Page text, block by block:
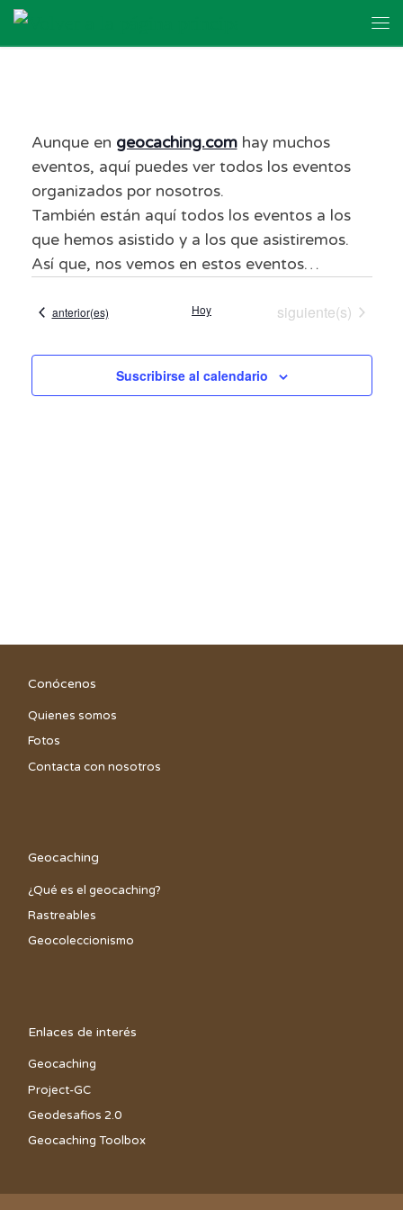
Skip to content
Aunque en geocaching.comhay muchos
eventos, aquí puedes ver todos los eventos
organizados por nosotros.
También están aquí todos los eventos a los
que hemos asistido y a los que asistiremos.
Así que, nos vemos en estos eventos…
Eventos
anterior(es) Hoy Eventos
siguiente(s)
Suscribirse al calendario
Conócenos
Quienes somos
Fotos
Contacta con nosotros
Geocaching
¿Qué es el geocaching?
Rastreables
Geocoleccionismo
Enlaces de interés
Geocaching
Project-GC
Geodesafios 2.0
Geocaching Toolbox